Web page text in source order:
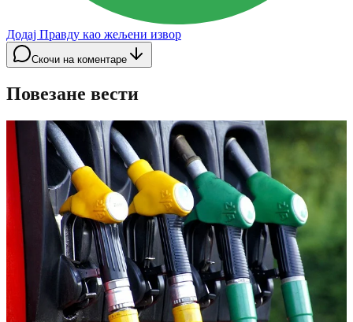
Додај Правду као жељени извор
Скочи на коментаре
Повезане вести